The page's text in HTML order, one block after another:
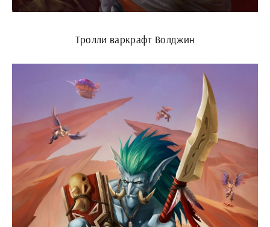
Тролли варкрафт Волджин